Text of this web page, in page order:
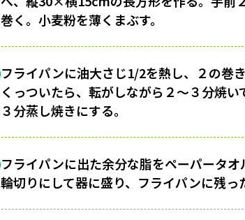
巻く。小麦粉を薄くまぶす。
フライパンに油大さじ1/2を熱し、２の巻
くっついたら、転がしながら２〜３分焼
３分蒸し焼きにする。
フライパンに出た余分な脂をペーパータ
輪切りにして器に盛り、フライパンに残っ